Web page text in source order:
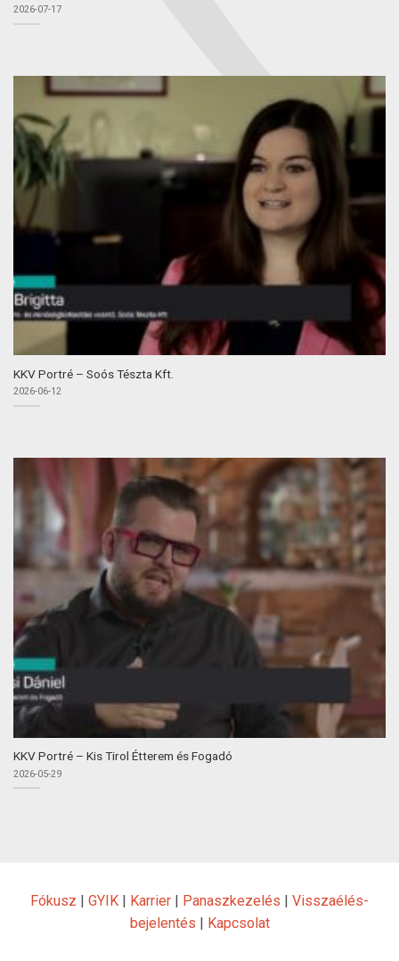
2026-07-17
KKV Portré – Soós Tészta Kft.
2026-06-12
KKV Portré – Kis Tirol Étterem és Fogadó
2026-05-29
Fókusz | GYIK | Karrier | Panaszkezelés | Visszaélés-
bejelentés | Kapcsolat